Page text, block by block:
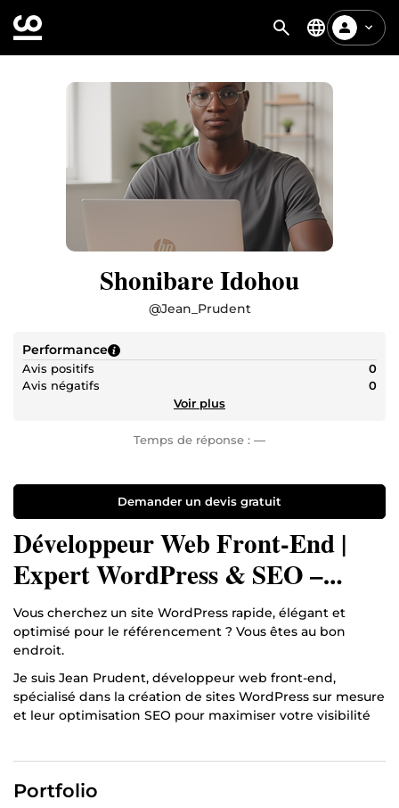
Shonibare Idohou
@Jean_Prudent
Performance
Avis positifs
0
Avis négatifs
0
Voir plus
Temps de réponse : —
Demander un devis gratuit
Développeur Web Front-End |
Expert WordPress & SEO –
Votre Partenaire pour un Site
Qui Convertit
Vous cherchez un site WordPress rapide, élégant et
optimisé pour le référencement ? Vous êtes au bon
endroit.
Je suis Jean Prudent, développeur web front-end,
spécialisé dans la création de sites WordPress sur mesure
et leur optimisation SEO pour maximiser votre visibilité
Ce que je vous propose :
Portfolio